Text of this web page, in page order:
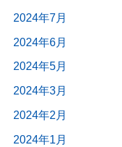
2024年7月
2024年6月
2024年5月
2024年3月
2024年2月
2024年1月